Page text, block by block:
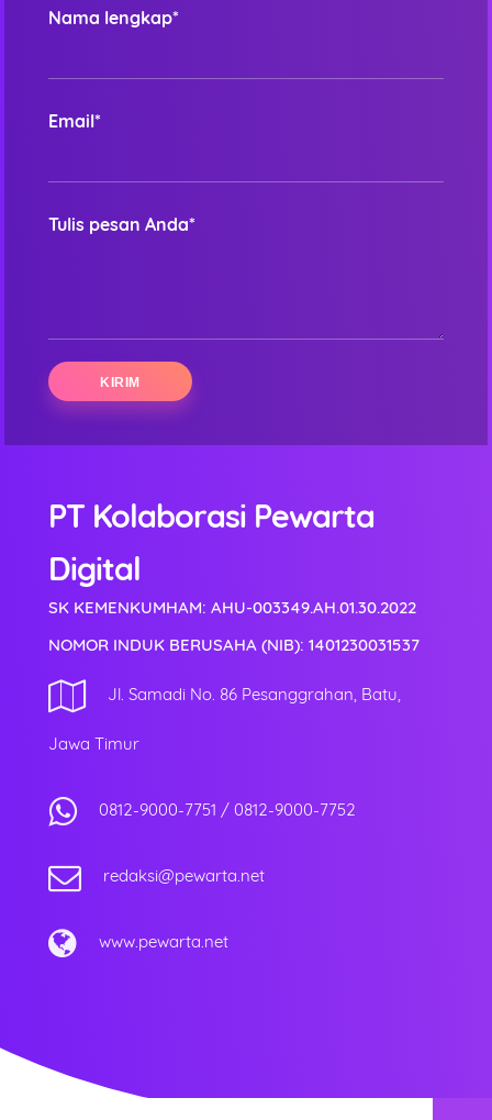
Nama lengkap*
Email*
Tulis pesan Anda*
PT Kolaborasi Pewarta
Digital
SK KEMENKUMHAM: AHU-003349.AH.01.30.2022
NOMOR INDUK BERUSAHA (NIB): 1401230031537
Jl. Samadi No. 86 Pesanggrahan, Batu,
Jawa Timur
0812-9000-7751 /0812-9000-7752
redaksi@pewarta.net
www.pewarta.net